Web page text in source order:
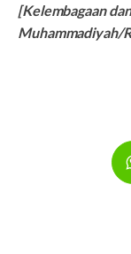
[Kelembagaan
Muhammadiyah/